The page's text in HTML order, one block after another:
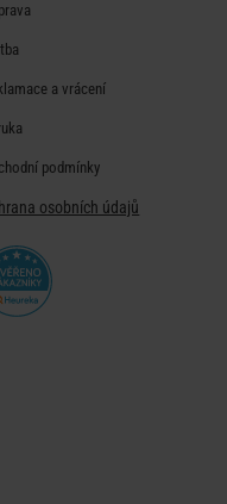
a vrácení
podmínky
osobních údajů